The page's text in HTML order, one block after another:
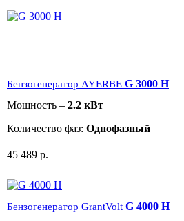
Бензогенератор AYERBE G 3000 H
Мощность – 2.2 кВт
Количество фаз: Однофазный
45 489 р.
Бензогенератор GrantVolt G 4000 H